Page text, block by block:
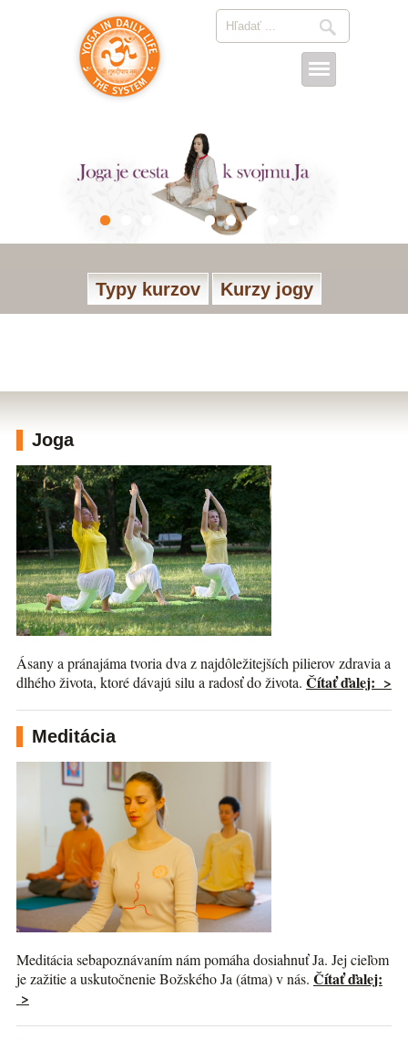
Typy kurzov Kurzy jogy
Joga
Ásany a pránajáma tvoria dva z najdôležitejších pilierov zdravia a
dlhého života, ktoré dávajú silu a radosť do života. Čítať ďalej: >
Meditácia
Meditácia sebapoznávaním nám pomáha dosiahnuť Ja. Jej cieľom
je zažitie a uskutočnenie Božského Ja (átma) v nás. Čítať ďalej:
>